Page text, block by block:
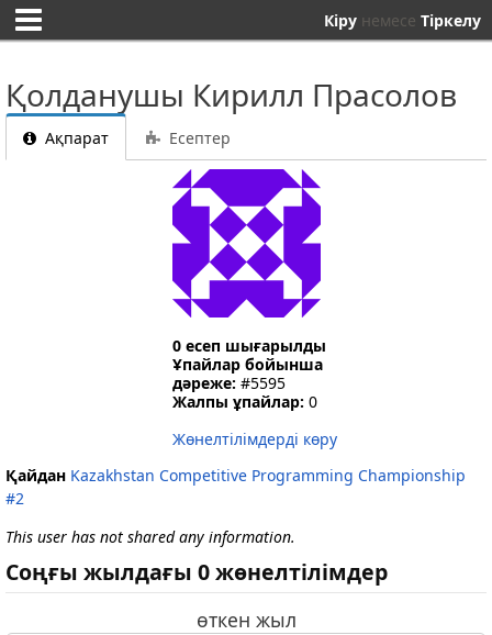
Кіру немесе Тіркелу
Қолданушы Кирилл Прасолов
Ақпарат Есептер
0 есеп шығарылды
Ұпайлар бойынша
дәреже: #5595
Жалпы ұпайлар: 0
Жөнелтілімдерді көру
Қайдан Kazakhstan Competitive Programming Championship
#2
This user has not shared any information.
Соңғы жылдағы 0 жөнелтілімдер
өткен жыл